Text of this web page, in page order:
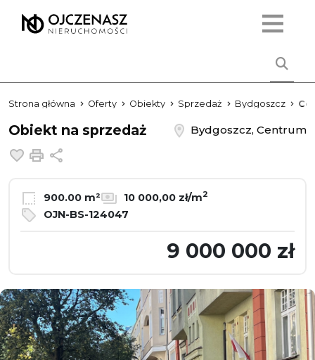
Strona główna Oferty Obiekty Sprzedaż Bydgoszcz
Obiekt na sprzedaż
Bydgoszcz, Centrum
Dodaj do ulubionych
Drukuj
900.00 m² 10 000,00 zł/m2
OJN-BS-124047
9 000 000 zł